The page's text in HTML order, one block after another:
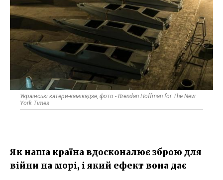
Українські катери-камікадзе, фото - Brendan Hoffman for The New
York Times
Як наша країна вдосконалює зброю для
війни на морі, і який ефект вона дає